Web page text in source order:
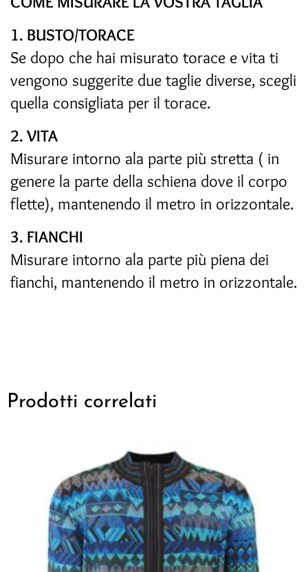
1. BUSTO/TORACE
Se dopo che hai misurato torace e vita ti
vengono suggerite due taglie diverse, scegli
quella consigliata per il torace.
2. VITA
Misurare intorno ala parte più stretta ( in
genere la parte della schiena dove il corpo
flette), mantenendo il metro in orizzontale.
3. FIANCHI
Misurare intorno ala parte più piena dei
fianchi, mantenendo il metro in orizzontale.
Prodotti correlati